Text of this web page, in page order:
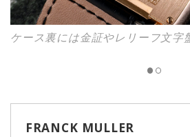
ケース裏には金証やレリーフ文字
FRANCK MULLER